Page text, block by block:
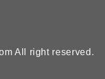
All right reserved.